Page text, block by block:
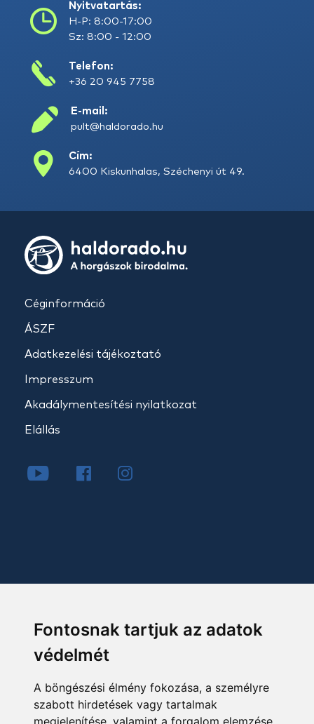
Fontosnak tartjuk az adatok
védelmét
A böngészési élmény fokozása, a személyre
szabott hirdetések vagy tartalmak
megjelenítése, valamint a forgalom elemzése
Nyitvatartás:
H-P: 8:00-17:00
Sz: 8:00 - 12:00
Telefon:
+36 20 945 7758
E-mail:
pult@haldorado.hu
Cím:
6400 Kiskunhalas, Széchenyi út 49.
Céginformáció
ÁSZF
Adatkezelési tájékoztató
Impresszum
Akadálymentesítési nyilatkozat
Elállás